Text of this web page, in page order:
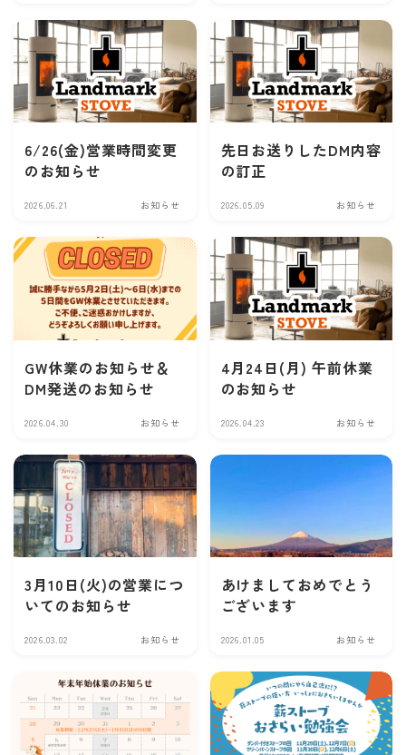
6/26(金)営業時間変更
のお知らせ
2026.06.21 お知らせ
先日お送りしたDM内容
の訂正
2026.05.09 お知らせ
GW休業のお知らせ＆
DM発送のお知らせ
2026.04.30 お知らせ
4月24日(月) 午前休業
のお知らせ
2026.04.23 お知らせ
3月10日(火)の営業につ
いてのお知らせ
2026.03.02 お知らせ
あけましておめでとう
ございます
2026.01.05 お知らせ